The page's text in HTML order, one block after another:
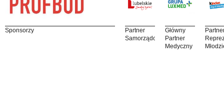
Sponsorzy
Partner
Samorządowy
Główny
Partner
Medyczny